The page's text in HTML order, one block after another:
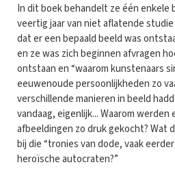
In dit boek behandelt ze één enkele
veertig jaar van niet aflatende
dat er een bepaald beeld was
en ze was zich beginnen afvragen
ontstaan en “waarom kunstenaars
eeuwenoude persoonlijkheden zo
verschillende manieren in beeld
vandaag, eigenlijk... Waarom werden
afbeeldingen zo druk gekocht? Wat
bij die “tronies van dode, vaak
heroïsche autocraten?”